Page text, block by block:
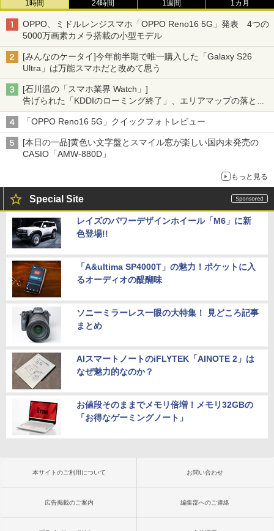
1時間 24時間 1週間 1カ月
OPPO、ミドルレンジスマホ「OPPO Reno16 5G」発表 4つの
5000万画素カメラ搭載の小型モデル
[みんなのケータイ]今年前半期で唯一購入した「Galaxy S26
Ultra」は万能スマホだと改めて思う
[石川温の「スマホ業界 Watch」]
告げられた「KDDIのローミング終了」、エリアマップの落とし
穴と楽天モバイルの課題
「OPPO Reno16 5G」クイックフォトレビュー
[本日の一品]黄色い文字盤とスマイル窓が楽しい国内未発売の
CASIO「AMW-880D」
もっと見る
Special Site
レイズのパワーデザインホイール「M6」に新
色登場!!
「A&ultima SP4000T」の魅力！ポケットに入
るオーディオの醍醐味
ソニーミラーレス一眼の大特集！ 見どころ記事
まとめ
AIスマートノートのiFLYTEK「AINOTE 2」は
なぜ魅力的なのか？
お値段そのままでメモリ倍増！メモリ32GBの
「お得なゲーミングノート」
本サイトのご利用について お問い合わせ
広告掲載のご案内 編集部へのご連絡